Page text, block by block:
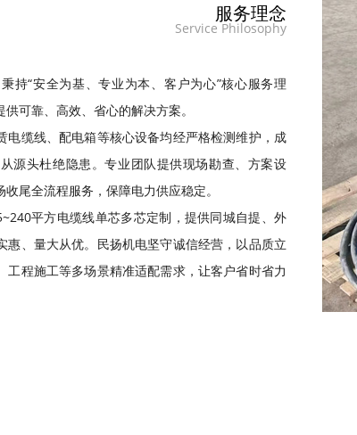
服务理念
Service Philosophy
持“安全为基、专业为本、客户为心”核心服务理
可靠、高效、省心的解决方案。
电缆线、配电箱等核心设备均经严格检测维护，成
源头杜绝隐患。专业团队提供现场勘查、方案设
尾全流程服务，保障电力供应稳定。
平方电缆线单芯多芯定制，提供同城自提、外
惠、量大从优。民扬机电坚守诚信经营，以品质立
工程施工等多场景精准适配需求，让客户省时省力